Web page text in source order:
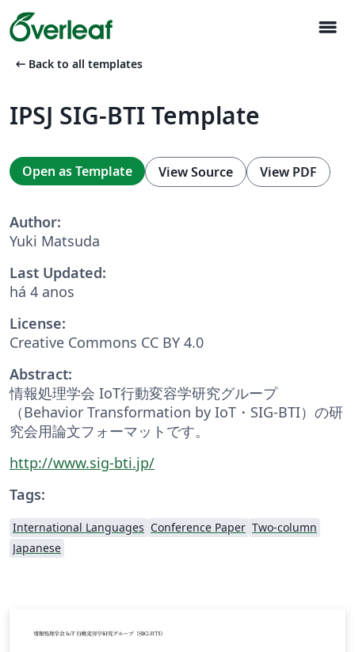
menu
arrow_left_alt Back to all templates
IPSJ SIG-BTI Template
Open as Template View Source View PDF
Author:
Yuki Matsuda
Last Updated:
há 4 anos
License:
Creative Commons CC BY 4.0
Abstract:
情報処理学会 IoT行動変容学研究グループ
（Behavior Transformation by IoT・SIG-BTI）の研
究会用論文フォーマットです。
http://www.sig-bti.jp/
Tags:
International Languages Conference Paper Two-column
Japanese